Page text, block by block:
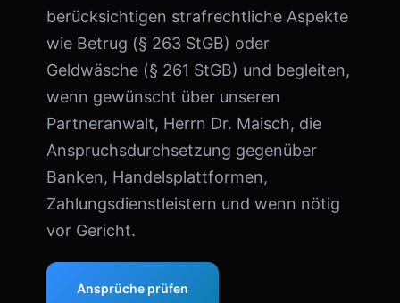
berücksichtigen strafrechtliche Aspekte
wie Betrug (§ 263 StGB) oder
Geldwäsche (§ 261 StGB) und begleiten,
wenn gewünscht über unseren
Partneranwalt, Herrn Dr. Maisch, die
Anspruchsdurchsetzung gegenüber
Banken, Handelsplattformen,
Zahlungsdienstleistern und wenn nötig
vor Gericht.
Ansprüche prüfen